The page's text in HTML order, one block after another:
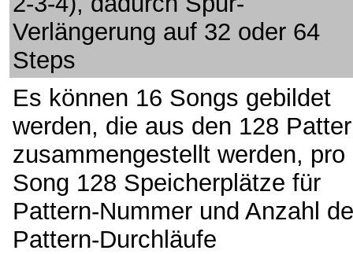
Verlängerung auf 32 oder 64
Steps
Es können 16 Songs gebildet
werden, die aus den 128
zusammengestellt werden, pro
Song 128 Speicherplätze für
Pattern-Nummer und Anzahl
Pattern-Durchläufe